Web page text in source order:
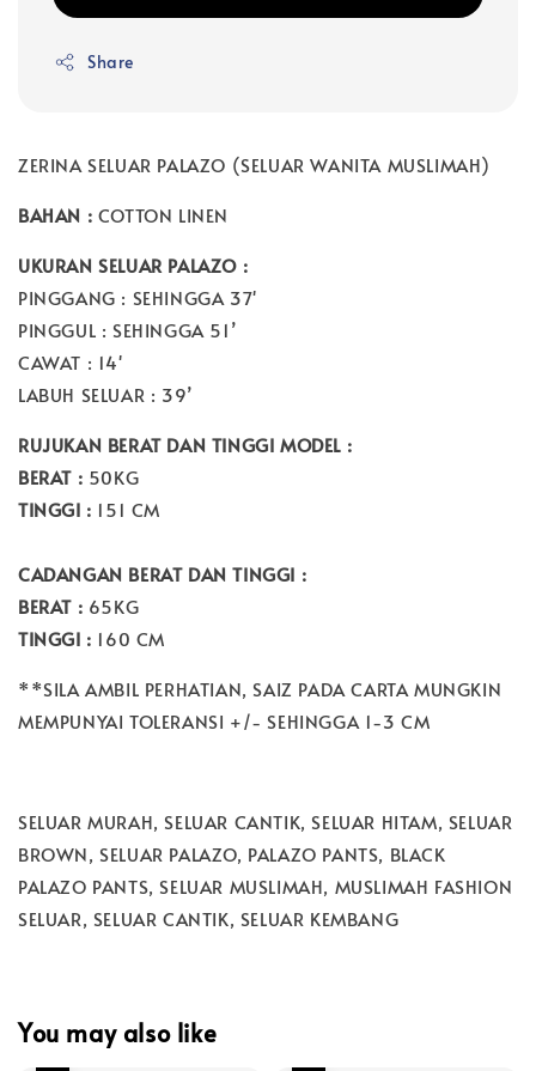
Share
ZERINA SELUAR PALAZO (SELUAR WANITA MUSLIMAH)
BAHAN : COTTON LINEN
UKURAN SELUAR PALAZO :
PINGGANG : SEHINGGA 37'
PINGGUL : SEHINGGA 51’
CAWAT : 14'
LABUH SELUAR : 39’
RUJUKAN BERAT DAN TINGGI MODEL :
BERAT : 50KG
TINGGI : 151 CM
CADANGAN BERAT DAN TINGGI :
BERAT : 65KG
TINGGI : 160 CM
**SILA AMBIL PERHATIAN, SAIZ PADA CARTA MUNGKIN
MEMPUNYAI TOLERANSI +/- SEHINGGA 1-3 CM
SELUAR MURAH, SELUAR CANTIK, SELUAR HITAM, SELUAR
BROWN, SELUAR PALAZO, PALAZO PANTS, BLACK
PALAZO PANTS, SELUAR MUSLIMAH, MUSLIMAH FASHION
SELUAR, SELUAR CANTIK, SELUAR KEMBANG
You may also like